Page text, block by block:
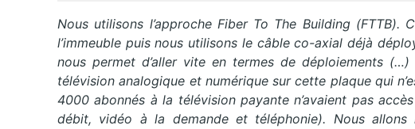
Nous utilisons l’approche Fiber To The Building (FTTB).
l’immeuble puis nous utilisons le câble co-axial déjà
nous permet d’aller vite en termes de déploiements
télévision analogique et numérique sur cette plaque qui
4000 abonnés à la télévision payante n’avaient pas
débit, vidéo à la demande et téléphonie). Nous